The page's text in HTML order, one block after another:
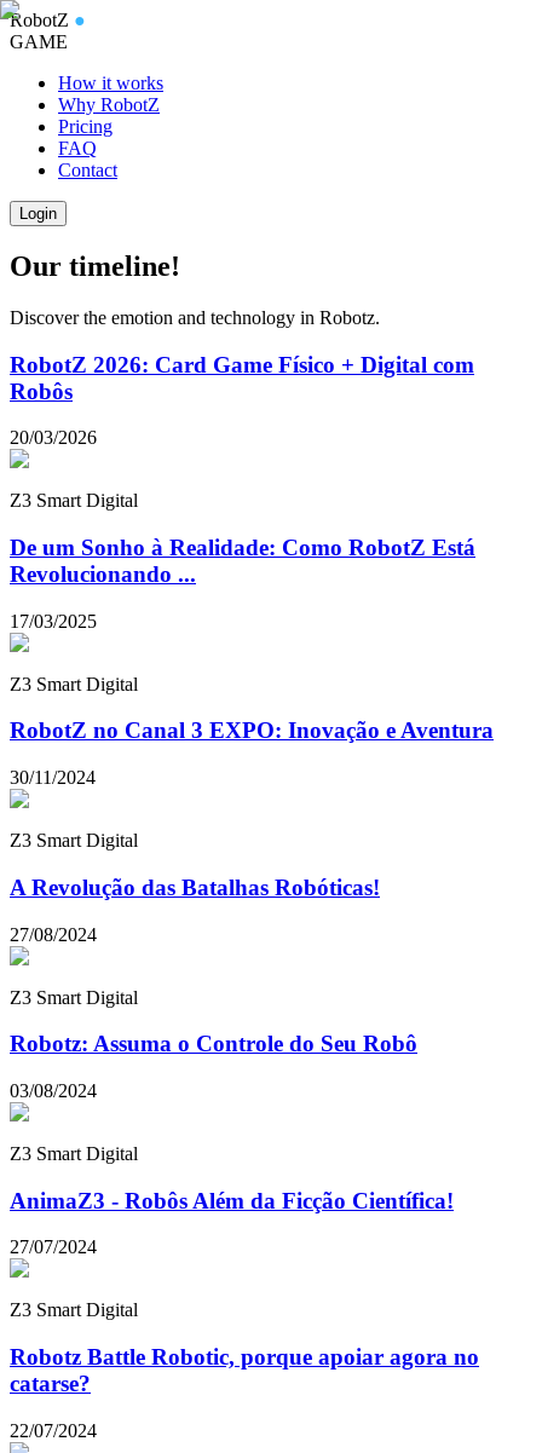
RobotZ ●
GAME
How it works
Why RobotZ
Pricing
FAQ
Contact
Login
Our timeline!
Discover the emotion and technology in Robotz.
RobotZ 2026: Card Game Físico + Digital com
Robôs
20/03/2026
Z3 Smart Digital
De um Sonho à Realidade: Como RobotZ Está
Revolucionando ...
17/03/2025
Z3 Smart Digital
RobotZ no Canal 3 EXPO: Inovação e Aventura
30/11/2024
Z3 Smart Digital
A Revolução das Batalhas Robóticas!
27/08/2024
Z3 Smart Digital
Robotz: Assuma o Controle do Seu Robô
03/08/2024
Z3 Smart Digital
AnimaZ3 - Robôs Além da Ficção Científica!
27/07/2024
Z3 Smart Digital
Robotz Battle Robotic, porque apoiar agora no
catarse?
22/07/2024